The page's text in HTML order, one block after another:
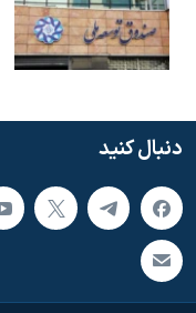
دنبال کنید